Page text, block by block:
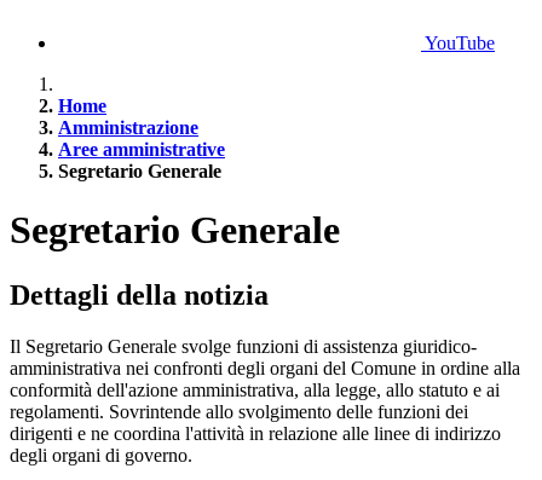
YouTube
Home
Amministrazione
Aree amministrative
Segretario Generale
Segretario Generale
Dettagli della notizia
Il Segretario Generale svolge funzioni di assistenza giuridico-
amministrativa nei confronti degli organi del Comune in ordine alla
conformità dell'azione amministrativa, alla legge, allo statuto e ai
regolamenti. Sovrintende allo svolgimento delle funzioni dei
dirigenti e ne coordina l'attività in relazione alle linee di indirizzo
degli organi di governo.